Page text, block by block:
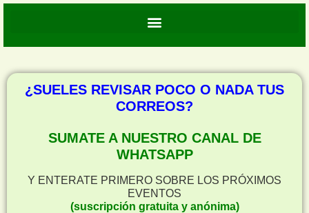
¿SUELES REVISAR POCO O NADA TUS
CORREOS?
SUMATE A NUESTRO CANAL DE
WHATSAPP
Y ENTERATE PRIMERO SOBRE LOS PRÓXIMOS
EVENTOS
(suscripción gratuita y anónima)